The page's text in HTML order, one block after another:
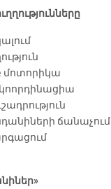
մոտորիկա
ճանաչում
»